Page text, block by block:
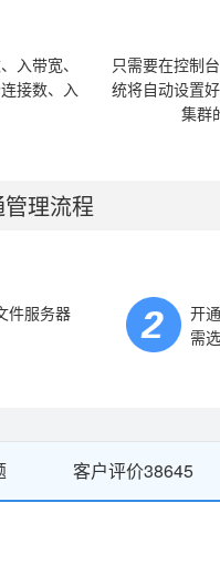
入带宽、
接数、入
只需要在控制
统将自动设置
集群
理流程
件服务器
开
需
客户评价38645